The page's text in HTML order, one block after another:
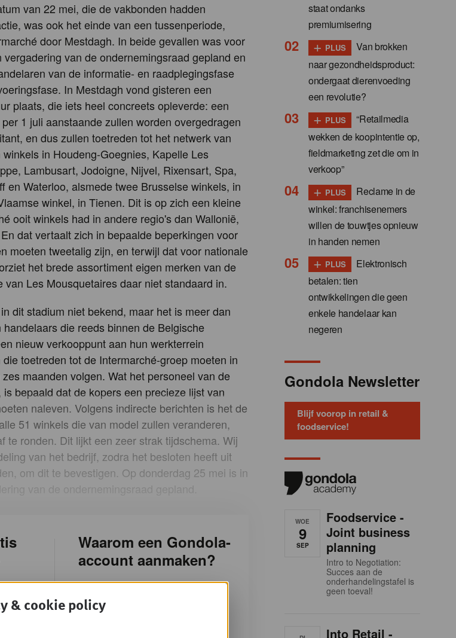
van 22 mei, die de vakbonden hadden
was ook het einde van een tussenperiode,
door Mestdagh. In beide gevallen was voor
van de ondernemingsraad gepland en
van de informatie- en raadplegingsfase
In Mestdagh vond gisteren een
plaats, die iets heel concreets opleverde: een
1 juli aanstaande zullen worden overgedragen
en dus zullen toetreden tot het netwerk van
in Houdeng-Goegnies, Kapelle Les
Lambusart, Jodoigne, Nijvel, Rixensart, Spa,
en Waterloo, alsmede twee Brusselse winkels, in
winkel, in Tienen. Dit is op zich een kleine
ooit winkels had in andere regio's dan Wallonië,
dat vertaalt zich in bepaalde beperkingen voor
moeten tweetalig zijn, en terwijl dat voor nationale
het brede assortiment eigen merken van de
van Les Mousquetaires daar niet standaard in.
dit stadium niet bekend, maar het is meer dan
die reeds binnen de Belgische
nieuw verkooppunt aan hun werkterrein
toetreden tot de Intermarché-groep moeten in
maanden volgen. Wat het personeel van de
bepaald dat de kopers een precieze lijst van
naleven. Volgens indirecte berichten is het de
51 winkels die van model zullen veranderen,
te ronden. Dit lijkt een zeer strak tijdschema. Wij
van het bedrijf, zodra het besloten heeft uit
om dit te bevestigen. Op donderdag 25 mei is in
van de ondernemingsraad gepland.
Waarom een Gondola-
account aanmaken?
enkele minuten in beslag. Dit is
staat ondanks
premiumisering
+ PLUS
Van brokken
naar gezondheidsproduct:
ondergaat dierenvoeding
een revolutie?
+ PLUS
“Retailmedia
wekken de koopintentie op,
fieldmarketing zet die om in
verkoop”
+ PLUS
Reclame in de
winkel: franchisenemers
willen de touwtjes opnieuw
in handen nemen
+ PLUS
Elektronisch
betalen: tien
ontwikkelingen die geen
enkele handelaar kan
negeren
Gondola Newsletter
Blijf voorop in retail &
foodservice!
WOE
9
SEP
Foodservice -
Joint business
planning
Intro to Negotiation:
Succes aan de
onderhandelingstafel is
geen toeval!
Into Retail -
& cookie policy